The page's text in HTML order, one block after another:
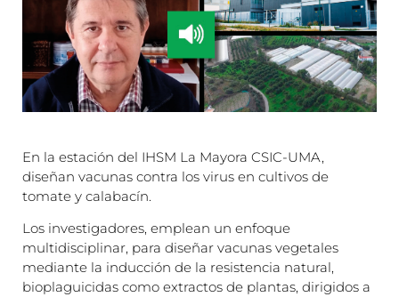
En la estación del IHSM La Mayora CSIC-UMA,
diseñan vacunas contra los virus en cultivos de
tomate y calabacín.
Los investigadores, emplean un enfoque
multidisciplinar, para diseñar vacunas vegetales
mediante la inducción de la resistencia natural,
bioplaguicidas como extractos de plantas, dirigidos a